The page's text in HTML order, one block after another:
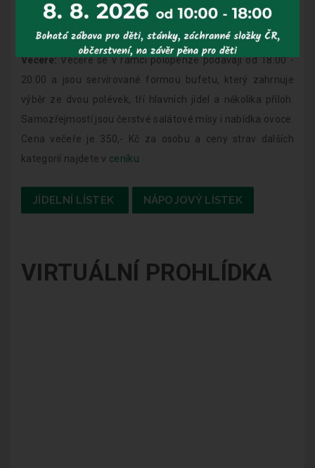
Večeře:Večeře se v rámci polopenze podávají od 18:00 -
20:00 a jsou servírované formou bufetu, který zahrnuje
výběr ze dvou polévek, tří hlavních jídel a několika příloh.
Samozřejmostí jsou čerstvé salátové mísy i nabídka ovoce.
Cena večeře je 350,- Kč za osobu a ceny strav dalších
kategorií najdete v ceníku.
JÍDELNÍ LÍSTEK NÁPOJOVÝ LÍSTEK
VIRTUÁLNÍ PROHLÍDKA